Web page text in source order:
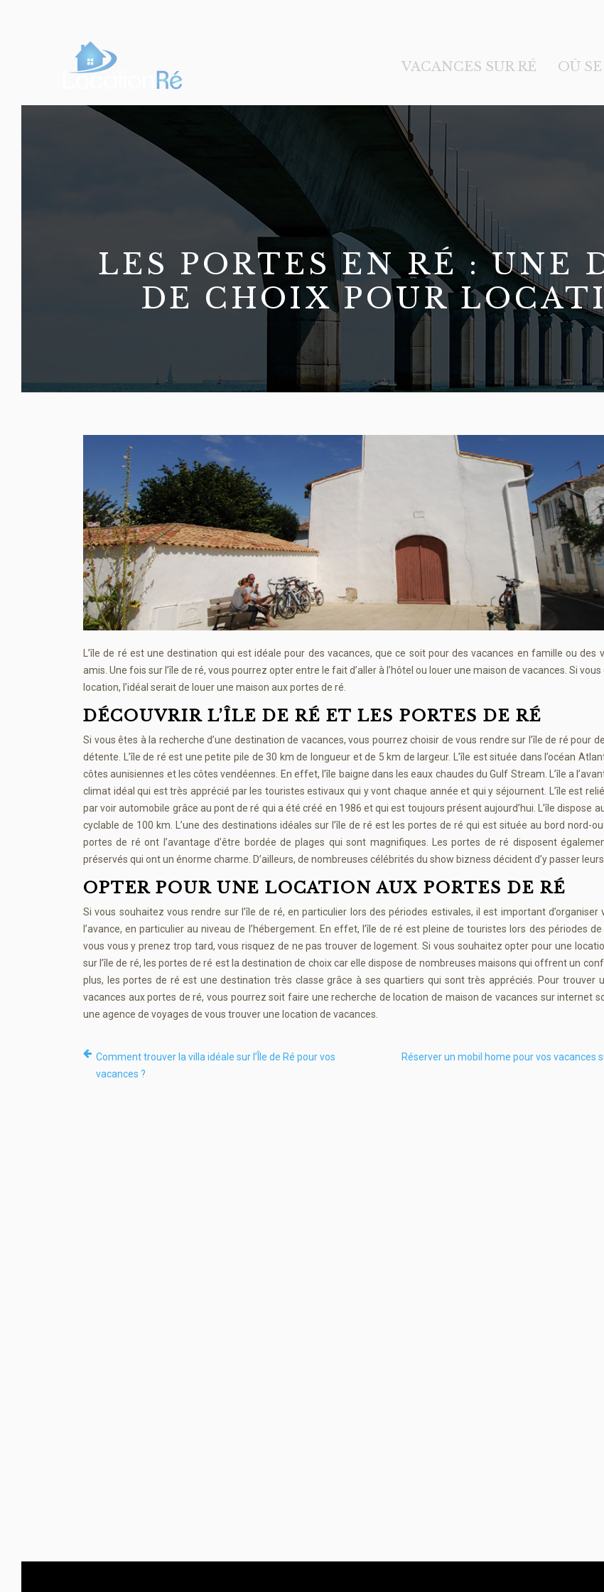
VACANCES SUR RÉ OÙ
LES PORTES EN RÉ : UNE
DE CHOIX POUR
L’île de ré est une destination qui est idéale pour des vacances, que ce soit pour des vacances en famille ou des
amis. Une fois sur l’île de ré, vous pourrez opter entre le fait d’aller à l’hôtel ou louer une maison de vacances. Si
location, l’idéal serait de louer une maison aux portes de ré.
DÉCOUVRIR L’ÎLE DE RÉ ET LES PORTES DE RÉ
Si vous êtes à la recherche d’une destination de vacances, vous pourrez choisir de vous rendre sur l’île de ré pour
détente. L’île de ré est une petite pile de 30 km de longueur et de 5 km de largeur. L’île est située dans l’océan
côtes aunisiennes et les côtes vendéennes. En effet, l’île baigne dans les eaux chaudes du Gulf Stream. L’île a
climat idéal qui est très apprécié par les touristes estivaux qui y vont chaque année et qui y séjournent. L’île est
par voir automobile grâce au pont de ré qui a été créé en 1986 et qui est toujours présent aujourd’hui. L’île dispose
cyclable de 100 km. L’une des destinations idéales sur l’île de ré est les portes de ré qui est située au bord nord-
portes de ré ont l’avantage d’être bordée de plages qui sont magnifiques. Les portes de ré disposent
préservés qui ont un énorme charme. D’ailleurs, de nombreuses célébrités du show bizness décident d’y passer leurs
OPTER POUR UNE LOCATION AUX PORTES DE RÉ
Si vous souhaitez vous rendre sur l’île de ré, en particulier lors des périodes estivales, il est important d’organiser
l’avance, en particulier au niveau de l’hébergement. En effet, l’île de ré est pleine de touristes lors des périodes
vous vous y prenez trop tard, vous risquez de ne pas trouver de logement. Si vous souhaitez opter pour une
sur l’île de ré, les portes de ré est la destination de choix car elle dispose de nombreuses maisons qui offrent un
plus, les portes de ré est une destination très classe grâce à ses quartiers qui sont très appréciés. Pour trouver
vacances aux portes de ré, vous pourrez soit faire une recherche de location de maison de vacances sur internet
une agence de voyages de vous trouver une location de vacances.
Comment trouver la villa idéale sur l’Île de Ré pour vos
vacances ?
Réserver un mobil home pour vos vacances